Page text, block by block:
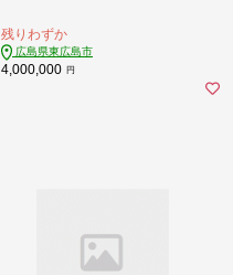
残りわずか
広島県東広島市
4,000,000 円